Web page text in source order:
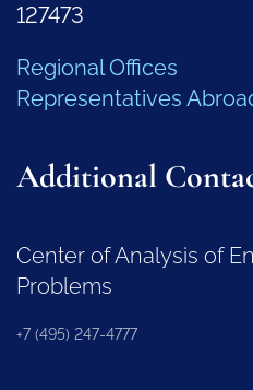
127473
Regional Offices
Representatives
Additional
Center of Analysis of
Problems
+7 (495) 247-4777